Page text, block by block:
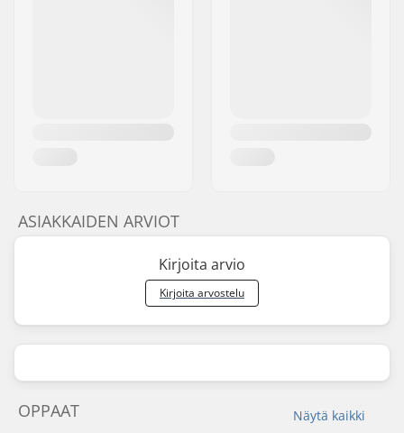
ASIAKKAIDEN ARVIOT
Kirjoita arvio
Kirjoita arvostelu
Näytä kaikki
OPPAAT